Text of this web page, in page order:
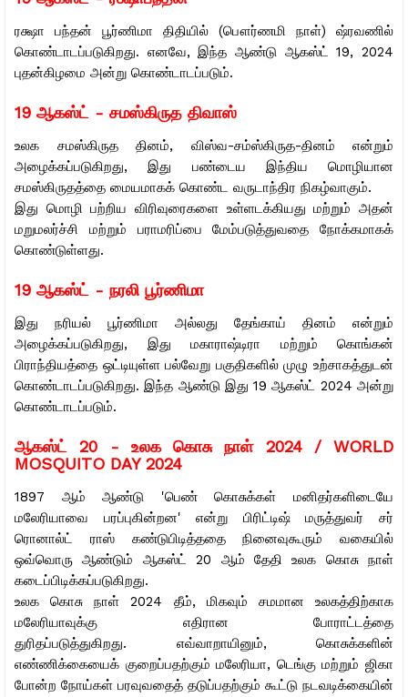
ரக்ஷா பந்தன் பூர்ணிமா திதியில் (பௌர்ணமி நாள்) ஷ்ரவணில்
கொண்டாடப்படுகிறது. எனவே, இந்த ஆண்டு ஆகஸ்ட் 19, 2024
புதன்கிழமை அன்று கொண்டாடப்படும்.
19 ஆகஸ்ட் - சமஸ்கிருத திவாஸ்
உலக சமஸ்கிருத தினம், விஸ்வ-சம்ஸ்கிருத-தினம் என்றும்
அழைக்கப்படுகிறது, இது பண்டைய இந்திய மொழியான
சமஸ்கிருதத்தை மையமாகக் கொண்ட வருடாந்திர நிகழ்வாகும்.
இது மொழி பற்றிய விரிவுரைகளை உள்ளடக்கியது மற்றும் அதன்
மறுமலர்ச்சி மற்றும் பராமரிப்பை மேம்படுத்துவதை நோக்கமாகக்
கொண்டுள்ளது.
19 ஆகஸ்ட் - நரலி பூர்ணிமா
இது நரியல் பூர்ணிமா அல்லது தேங்காய் தினம் என்றும்
அழைக்கப்படுகிறது, இது மகாராஷ்டிரா மற்றும் கொங்கன்
பிராந்தியத்தை ஒட்டியுள்ள பல்வேறு பகுதிகளில் முழு உற்சாகத்துடன்
கொண்டாடப்படுகிறது. இந்த ஆண்டு இது 19 ஆகஸ்ட் 2024 அன்று
கொண்டாடப்படும்.
ஆகஸ்ட் 20 - உலக கொசு நாள் 2024 / WORLD
MOSQUITO DAY 2024
1897 ஆம் ஆண்டு 'பெண் கொசுக்கள் மனிதர்களிடையே
மலேரியாவை பரப்புகின்றன' என்று பிரிட்டிஷ் மருத்துவர் சர்
ரொனால்ட் ராஸ் கண்டுபிடித்ததை நினைவுகூரும் வகையில்
ஒவ்வொரு ஆண்டும் ஆகஸ்ட் 20 ஆம் தேதி உலக கொசு நாள்
கடைப்பிடிக்கப்படுகிறது.
உலக கொசு நாள் 2024 தீம், மிகவும் சமமான உலகத்திற்காக
மலேரியாவுக்கு எதிரான போராட்டத்தை
துரிதப்படுத்துகிறது. எவ்வாறாயினும், கொசுக்களின்
எண்ணிக்கையைக் குறைப்பதற்கும் மலேரியா, டெங்கு மற்றும் ஜிகா
போன்ற நோய்கள் பரவுவதைத் தடுப்பதற்கும் கூட்டு நடவடிக்கையின்